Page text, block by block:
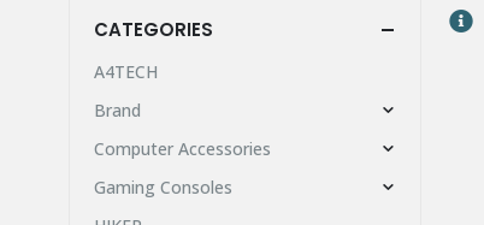
CATEGORIES
A4TECH
Brand
Computer Accessories
Gaming Consoles